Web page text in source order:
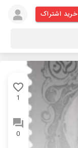
خرید اشتراک
1
0